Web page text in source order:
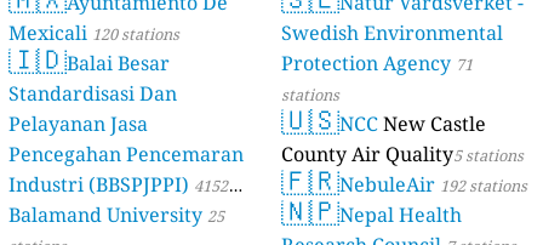
Mexicali 120 stations
🇮🇩Balai Besar
Standardisasi Dan
Pelayanan Jasa
Pencegahan Pencemaran
Industri (BBSPJPPI) 4152
stations
Balamand University25
Swedish Environmental
Protection Agency 71
stations
🇺🇸NCCNew Castle
County Air Quality5 stations
🇫🇷NebuleAir 192 stations
🇳🇵Nepal Health